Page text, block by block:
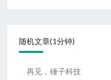
随机文章(1分钟)
再见，锤子科技